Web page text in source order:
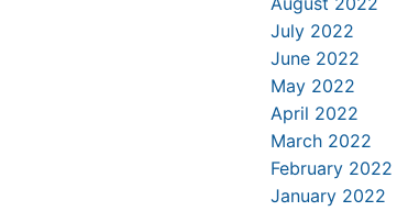
July 2022
June 2022
May 2022
April 2022
March 2022
February 2022
January 2022